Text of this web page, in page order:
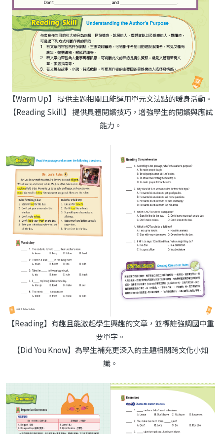
【Warm Up】 提供主題相關且能運用單元文法點的暖身活動。
【Reading Skill】 提供具體閱讀技巧，增強學生的閱讀與應試
能力。
【Reading】有趣且能激起學生興趣的文章，並標註強調國中重
要單字。
【Did You Know】為學生補充更深入的主題相關跨文化小知
識。